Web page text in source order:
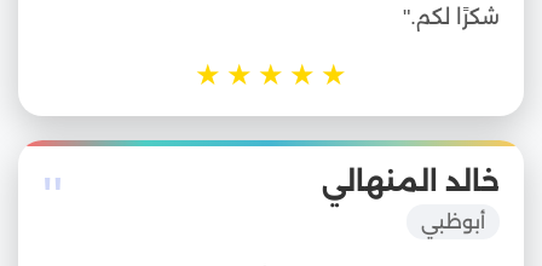
شكرًا لكم."
★
★
★
★
★
" خالد المنهالي
أبوظبي